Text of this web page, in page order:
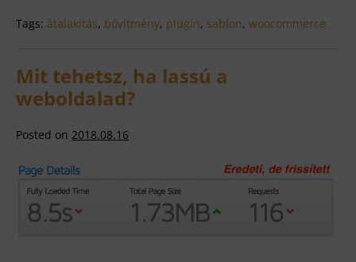
Tags: átalakítás, bővítmény, plugin, sablon, woocommerce
Mit tehetsz, ha lassú a
weboldalad?
Posted on 2018.08.16
Mit
tehetsz,